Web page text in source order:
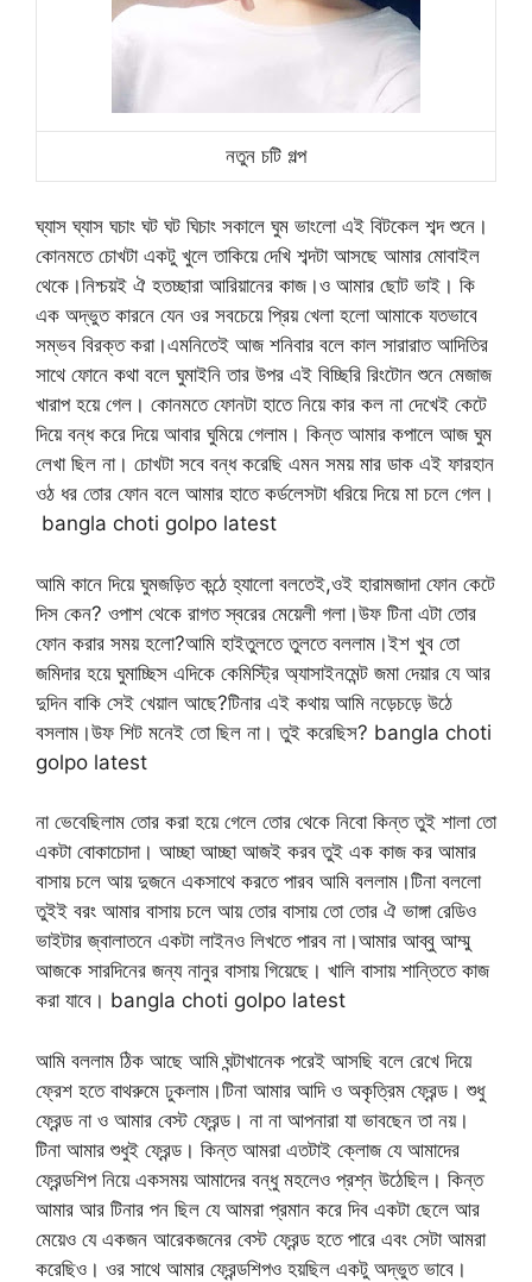
নতুন চটি গল্প
ঘ্যাস ঘ্যাস ঘচাং ঘট ঘট ঘিচাং সকালে ঘুম ভাংলো এই বিটকেল শব্দ শুনে।
কোনমতে চোখটা একটু খুলে তাকিয়ে দেখি শব্দটা আসছে আমার মোবাইল
থেকে।নিশ্চয়ই ঐ হতচ্ছারা আরিয়ানের কাজ।ও আমার ছোট ভাই। কি
এক অদ্ভুত কারনে যেন ওর সবচেয়ে প্রিয় খেলা হলো আমাকে যতভাবে
সম্ভব বিরক্ত করা।এমনিতেই আজ শনিবার বলে কাল সারারাত আদিতির
সাথে ফোনে কথা বলে ঘুমাইনি তার উপর এই বিচ্ছিরি রিংটোন শুনে মেজাজ
খারাপ হয়ে গেল। কোনমতে ফোনটা হাতে নিয়ে কার কল না দেখেই কেটে
দিয়ে বন্ধ করে দিয়ে আবার ঘুমিয়ে গেলাম। কিন্ত আমার কপালে আজ ঘুম
লেখা ছিল না। চোখটা সবে বন্ধ করেছি এমন সময় মার ডাক এই ফারহান
ওঠ ধর তোর ফোন বলে আমার হাতে কর্ডলেসটা ধরিয়ে দিয়ে মা চলে গেল।
bangla choti golpo latest
আমি কানে দিয়ে ঘুমজড়িত কন্ঠে হ্যালো বলতেই,ওই হারামজাদা ফোন কেটে
দিস কেন? ওপাশ থেকে রাগত স্বরের মেয়েলী গলা।উফ টিনা এটা তোর
ফোন করার সময় হলো?আমি হাইতুলতে তুলতে বললাম।ইশ খুব তো
জমিদার হয়ে ঘুমাচ্ছিস এদিকে কেমিস্ট্রি অ্যাসাইনমেন্ট জমা দেয়ার যে আর
দুদিন বাকি সেই খেয়াল আছে?টিনার এই কথায় আমি নড়েচড়ে উঠে
বসলাম।উফ শিট মনেই তো ছিল না। তুই করেছিস? bangla choti
golpo latest
না ভেবেছিলাম তোর করা হয়ে গেলে তোর থেকে নিবো কিন্ত তুই শালা তো
একটা বোকাচোদা। আচ্ছা আচ্ছা আজই করব তুই এক কাজ কর আমার
বাসায় চলে আয় দুজনে একসাথে করতে পারব আমি বললাম।টিনা বললো
তুইই বরং আমার বাসায় চলে আয় তোর বাসায় তো তোর ঐ ভাঙ্গা রেডিও
ভাইটার জ্বালাতনে একটা লাইনও লিখতে পারব না।আমার আব্বু আম্মু
আজকে সারদিনের জন্য নানুর বাসায় গিয়েছে। খালি বাসায় শান্তিতে কাজ
করা যাবে। bangla choti golpo latest
আমি বললাম ঠিক আছে আমি ঘন্টাখানেক পরেই আসছি বলে রেখে দিয়ে
ফ্রেশ হতে বাথরুমে ঢুকলাম।টিনা আমার আদি ও অকৃত্রিম ফ্রেন্ড। শুধু
ফ্রেন্ড না ও আমার বেস্ট ফ্রেন্ড। না না আপনারা যা ভাবছেন তা নয়।
টিনা আমার শুধুই ফ্রেন্ড। কিন্ত আমরা এতটাই ক্লোজ যে আমাদের
ফ্রেন্ডশিপ নিয়ে একসময় আমাদের বন্ধু মহলেও প্রশ্ন উঠেছিল। কিন্ত
আমার আর টিনার পন ছিল যে আমরা প্রমান করে দিব একটা ছেলে আর
মেয়েও যে একজন আরেকজনের বেস্ট ফ্রেন্ড হতে পারে এবং সেটা আমরা
করেছিও। ওর সাথে আমার ফ্রেন্ডশিপও হয়ছিল একটু অদ্ভুত ভাবে।